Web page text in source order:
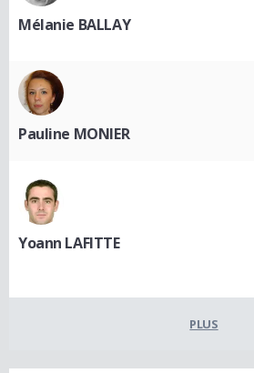
Mélanie BALLAY
Pauline MONIER
Yoann LAFITTE
PLUS